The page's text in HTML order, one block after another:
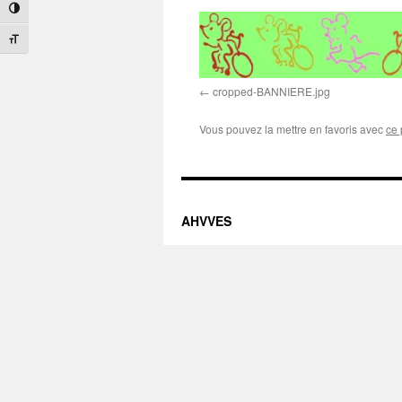
Passer en contraste élevé
Changer la taille de la police
cropped-BANNIERE.jpg
Vous pouvez la mettre en favoris avecce
AHVVES